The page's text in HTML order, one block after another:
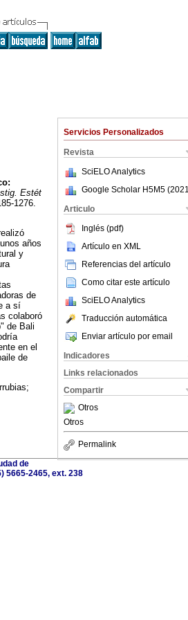
Servicios Personalizados
Revista
SciELO Analytics
Google Scholar H5M5 (2021
Articulo
Inglés (pdf)
Artículo en XML
Referencias del artículo
Como citar este artículo
SciELO Analytics
Traducción automática
Enviar artículo por email
Indicadores
Links relacionados
Compartir
Otros
Otros
Permalink
Estét
1276.
años
y
de
a sí
colaboró
de Bali
en el
de
de
5665-2465, ext. 238